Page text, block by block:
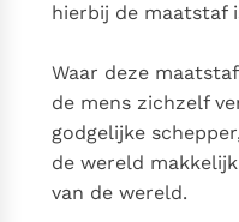
hierbij de maatstaf
Waar deze
de mens zichzelf
godgelijke
de wereld
van de wereld.